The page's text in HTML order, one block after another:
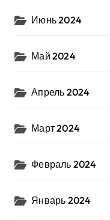
Июнь 2024
Май 2024
Апрель 2024
Март 2024
Февраль 2024
Январь 2024